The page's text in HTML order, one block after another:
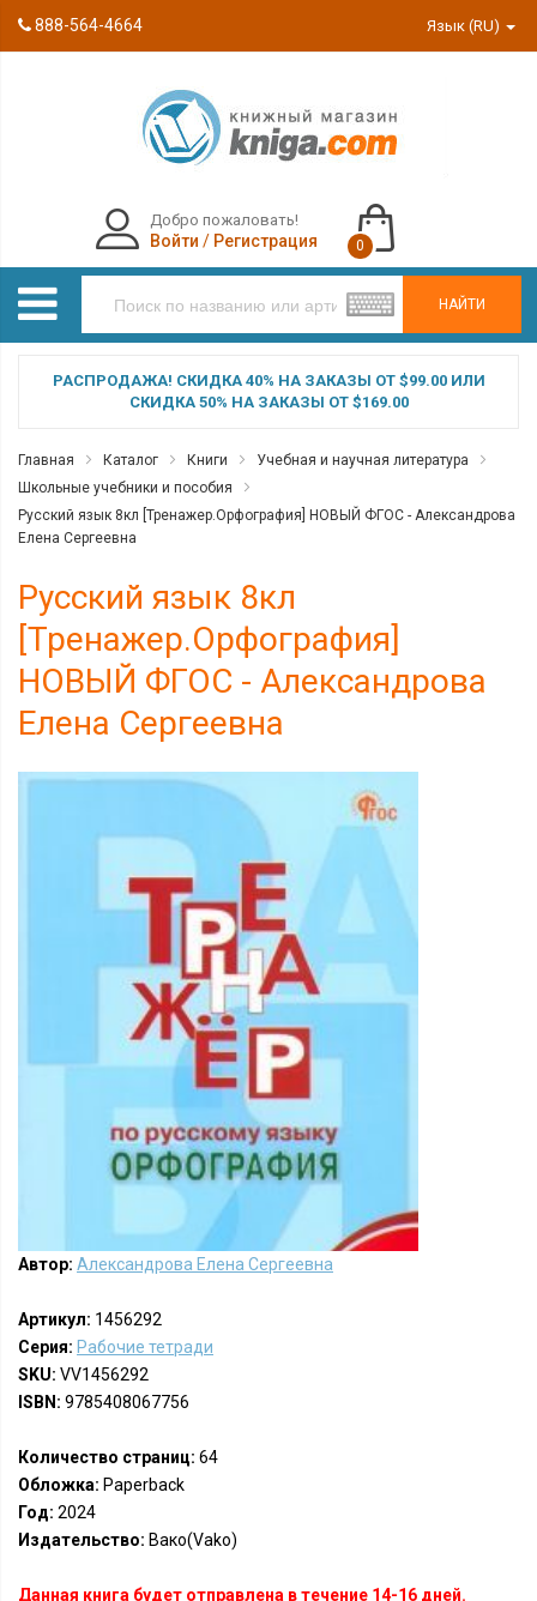
888-564-4664 Язык (RU)
НАЙТИ
Добро пожаловать!
Войти / Регистрация 0
РАСПРОДАЖА! СКИДКА 40% НА ЗАКАЗЫ ОТ $99.00 ИЛИ
СКИДКА 50% НА ЗАКАЗЫ ОТ $169.00
Главная Каталог Книги
Учебная и научная литература
Школьные учебники и пособия
Русский язык 8кл [Тренажер.Орфография] НОВЫЙ ФГОС - Александрова
Елена Сергеевна
Русский язык 8кл
[Тренажер.Орфография]
НОВЫЙ ФГОС - Александрова
Елена Сергеевна
Автор: Александрова Елена Сергеевна
Артикул: 1456292
Серия: Рабочие тетради
SKU: VV1456292
ISBN: 9785408067756
Количество страниц: 64
Обложка: Paperback
Год: 2024
Издательство: Вако(Vako)
Данная книга будет отправлена в течение 14-16 дней.